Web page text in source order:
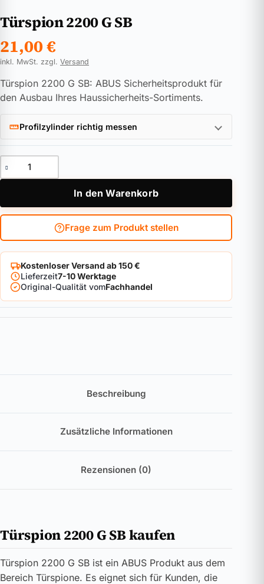
Türspion 2200 G SB
21,00€
inkl. MwSt. zzgl. Versand
Türspion 2200 G SB: ABUS Sicherheitsprodukt für
den Ausbau Ihres Haussicherheits-Sortiments.
Profilzylinder richtig messen
Türspion 2200 G SB Menge
In den Warenkorb
Frage zum Produkt stellen
Kostenloser Versand ab 150 €
Lieferzeit7-10 Werktage
Original-Qualität vomFachhandel
Beschreibung
Zusätzliche Informationen
Rezensionen (0)
Türspion 2200 G SB kaufen
Türspion 2200 G SB ist ein ABUS Produkt aus dem
Bereich Türspione. Es eignet sich für Kunden, die